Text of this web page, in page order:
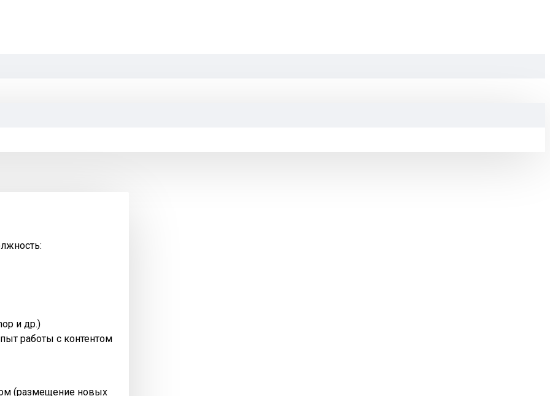
и др.)
работы с контентом
(размещение новых